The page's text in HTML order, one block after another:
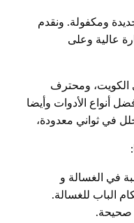
ومكفولة. ونقدم
عالية وعلى
الكويت، ومحترف
أنواع الأدوات وأيضا
في ثواني معدودة،
في الغسالة و
الباب للغسالة.
صحيحة.